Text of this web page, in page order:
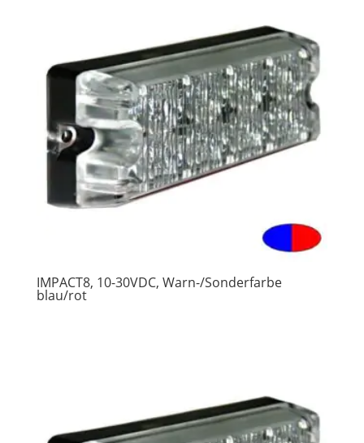
IMPACT8, 10-30VDC, Warn-/Sonderfarbe
blau/rot